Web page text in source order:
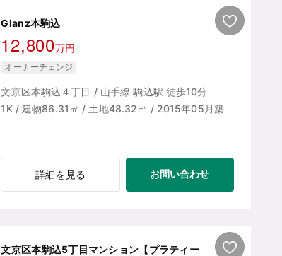
Glanz本駒込
12,800万円
オーナーチェンジ
文京区本駒込４丁目 / 山手線 駒込駅 徒歩10分
1K / 建物86.31㎡ / 土地48.32㎡ / 2015年05月築
詳細を見る お問い合わせ
文京区本駒込5丁目マンション【プラティー